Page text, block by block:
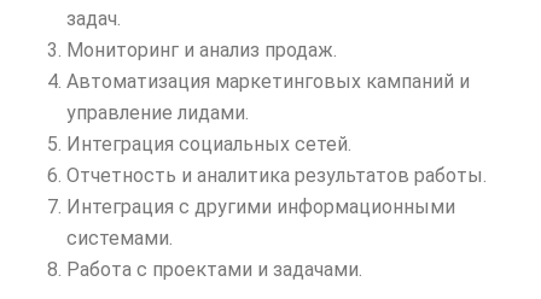
задач.
Мониторинг и анализ продаж.
Автоматизация маркетинговых кампаний и
управление лидами.
Интеграция социальных сетей.
Отчетность и аналитика результатов работы.
Интеграция с другими информационными
системами.
Работа с проектами и задачами.